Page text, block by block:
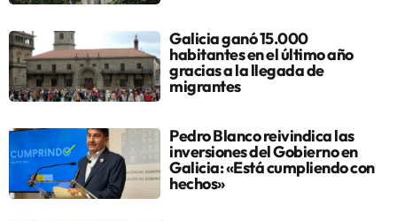
Galicia ganó 15.000
habitantes en el último año
gracias a la llegada de
migrantes
Pedro Blanco reivindica las
inversiones del Gobierno en
Galicia: «Está cumpliendo con
hechos»